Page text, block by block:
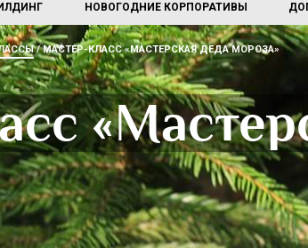
НОВОГОДНИЕ КОРПОРАТИВЫ
МАСТЕР-КЛАСС «МАСТЕРСКАЯ ДЕДА МОРОЗА»